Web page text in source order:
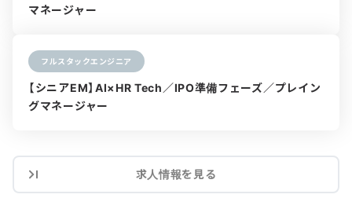
マネージャー
フルスタックエンジニア
【シニアEM】AI×HR Tech／IPO準備フェーズ／プレイン
グマネージャー
求人情報を見る